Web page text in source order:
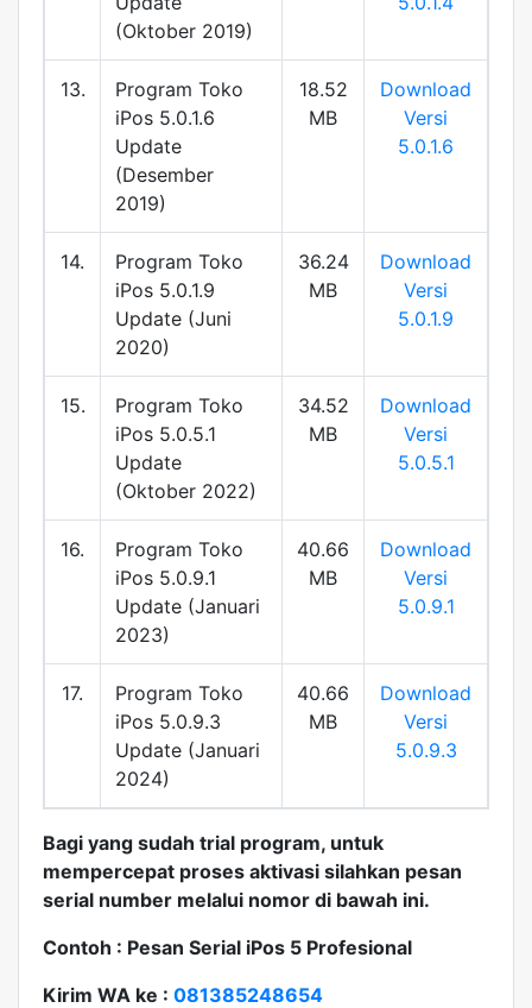
(Oktober 2019)
13.
Program Toko
iPos 5.0.1.6
Update
(Desember
2019)
18.52
MB
Download
Versi
5.0.1.6
14.
Program Toko
iPos 5.0.1.9
Update (Juni
2020)
36.24
MB
Download
Versi
5.0.1.9
15.
Program Toko
iPos 5.0.5.1
Update
(Oktober 2022)
34.52
MB
Download
Versi
5.0.5.1
16.
Program Toko
iPos 5.0.9.1
Update (Januari
2023)
40.66
MB
Download
Versi
5.0.9.1
17.
Program Toko
iPos 5.0.9.3
Update (Januari
2024)
40.66
MB
Download
Versi
5.0.9.3
Bagi yang sudah trial program, untuk
mempercepat proses aktivasi silahkan pesan
serial number melalui nomor di bawah ini.
Contoh : Pesan Serial iPos 5 Profesional
Kirim WA ke : 081385248654